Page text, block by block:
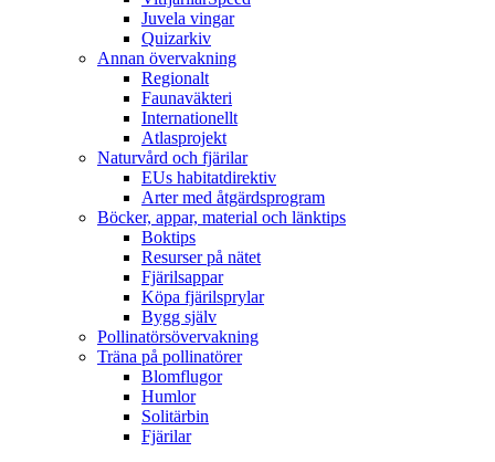
Juvela vingar
Quizarkiv
Annan övervakning
Regionalt
Faunaväkteri
Internationellt
Atlasprojekt
Naturvård och fjärilar
EUs habitatdirektiv
Arter med åtgärdsprogram
Böcker, appar, material och länktips
Boktips
Resurser på nätet
Fjärilsappar
Köpa fjärilsprylar
Bygg själv
Pollinatörsövervakning
Träna på pollinatörer
Blomflugor
Humlor
Solitärbin
Fjärilar